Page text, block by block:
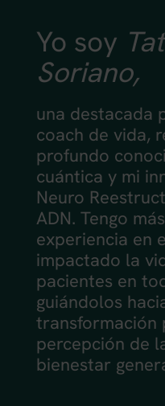
Yo soy
Soriano,
una destacada
coach de vida,
profundo
cuántica y mi
Neuro
ADN. Tengo
experiencia en
impactado la
pacientes en
guiándolos
transformación
percepción de
bienestar